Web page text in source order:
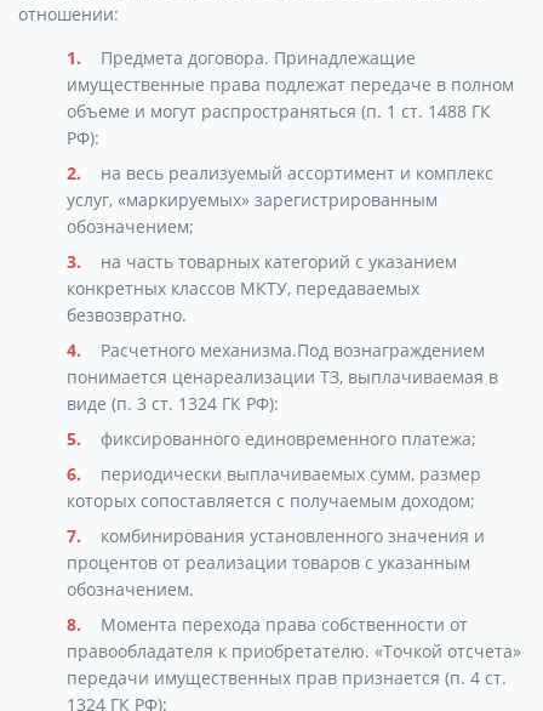
отношении:
Предмета договора. Принадлежащие
имущественные права подлежат передаче в полном
объеме и могут распространяться (п. 1 ст. 1488 ГК
РФ):
на весь реализуемый ассортимент и комплекс
услуг, «маркируемых» зарегистрированным
обозначением;
на часть товарных категорий с указанием
конкретных классов МКТУ, передаваемых
безвозвратно.
Расчетного механизма.Под вознаграждением
понимается ценареализации ТЗ, выплачиваемая в
виде (п. 3 ст. 1324 ГК РФ):
фиксированного единовременного платежа;
периодически выплачиваемых сумм, размер
которых сопоставляется с получаемым доходом;
комбинирования установленного значения и
процентов от реализации товаров с указанным
обозначением.
Момента перехода права собственности от
правообладателя к приобретателю. «Точкой отсчета»
передачи имущественных прав признается (п. 4 ст.
1324 ГК РФ):